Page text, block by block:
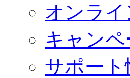
オンラ
キャンペ
サポート